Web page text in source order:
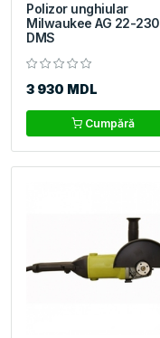
Polizor unghiular
Milwaukee AG 22-230
DMS
3 930 MDL
Cumpără